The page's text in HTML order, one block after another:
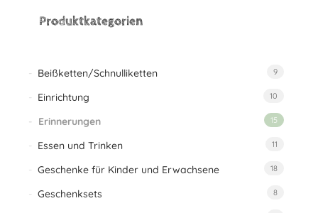
Produktkategorien
Beißketten/Schnulliketten 9
Einrichtung 10
Erinnerungen 15
Essen und Trinken 11
Geschenke für Kinder und Erwachsene 18
Geschenksets 8